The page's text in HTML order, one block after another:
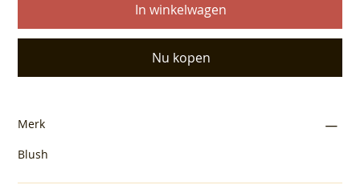
In winkelwagen
Nu kopen
Merk
Blush